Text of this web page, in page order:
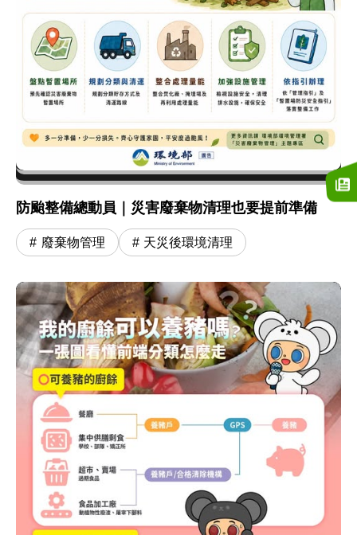
防颱整備總動員｜災害廢棄物清理也要提前準備
廢棄物管理 天災後環境清理